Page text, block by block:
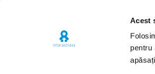
Acest
pentru